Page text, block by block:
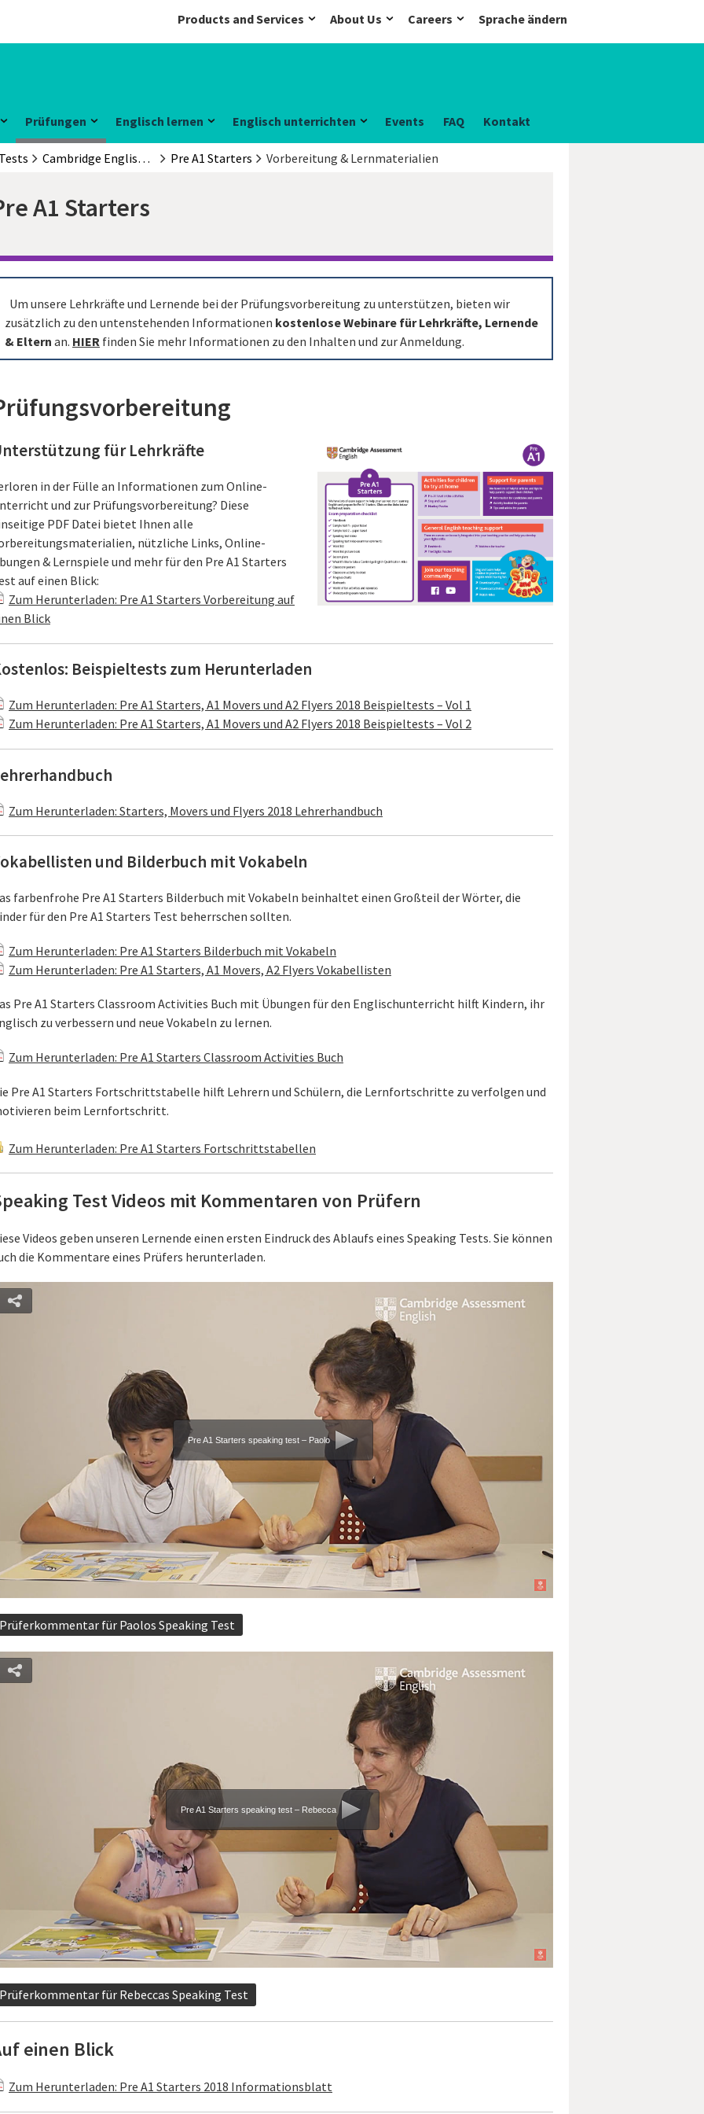
Products and Services About Us Careers Sprache ändern
Prüfungen Englisch lernen Englisch unterrichten Events FAQ Kontakt
Cambridge English Young Learners Pre A1 Starters Vorbereitung & Lernmaterialien
A1 Starters
Um unsere Lehrkräfte und Lernende bei der Prüfungsvorbereitung zu unterstützen, bieten wir
zusätzlich zu den untenstehenden Informationen kostenlose Webinare für Lehrkräfte, Lernende
& Eltern an. HIER finden Sie mehr Informationen zu den Inhalten und zur Anmeldung.
für Lehrkräfte
in der Fülle an Informationen zum Online-
und zur Prüfungsvorbereitung? Diese
PDF Datei bietet Ihnen alle
nützliche Links, Online-
& Lernspiele und mehr für den Pre A1 Starters
auf einen Blick:
Zum Herunterladen: Pre A1 Starters Vorbereitung auf
Blick
Beispieltests zum Herunterladen
Zum Herunterladen: Pre A1 Starters, A1 Movers und A2 Flyers 2018 Beispieltests – Vol 1
Zum Herunterladen: Pre A1 Starters, A1 Movers und A2 Flyers 2018 Beispieltests – Vol 2
Zum Herunterladen: Starters, Movers und Flyers 2018 Lehrerhandbuch
und Bilderbuch mit Vokabeln
farbenfrohe Pre A1 Starters Bilderbuch mit Vokabeln beinhaltet einen Großteil der Wörter, die
für den Pre A1 Starters Test beherrschen sollten.
Zum Herunterladen: Pre A1 Starters Bilderbuch mit Vokabeln
Zum Herunterladen: Pre A1 Starters, A1 Movers, A2 Flyers Vokabellisten
Pre A1 Starters Classroom Activities Buch mit Übungen für den Englischunterricht hilft Kindern, ihr
zu verbessern und neue Vokabeln zu lernen.
Zum Herunterladen: Pre A1 Starters Classroom Activities Buch
Pre A1 Starters Fortschrittstabelle hilft Lehrern und Schülern, die Lernfortschritte zu verfolgen und
beim Lernfortschritt.
Zum Herunterladen: Pre A1 Starters Fortschrittstabellen
Test Videos mit Kommentaren von Prüfern
Videos geben unseren Lernende einen ersten Eindruck des Ablaufs eines Speaking Tests. Sie können
die Kommentare eines Prüfers herunterladen.
Pre A1 Starters speaking test – Paolo
für Paolos Speaking Test
Pre A1 Starters speaking test – Rebecca
für Rebeccas Speaking Test
einen Blick
Zum Herunterladen: Pre A1 Starters 2018 Informationsblatt